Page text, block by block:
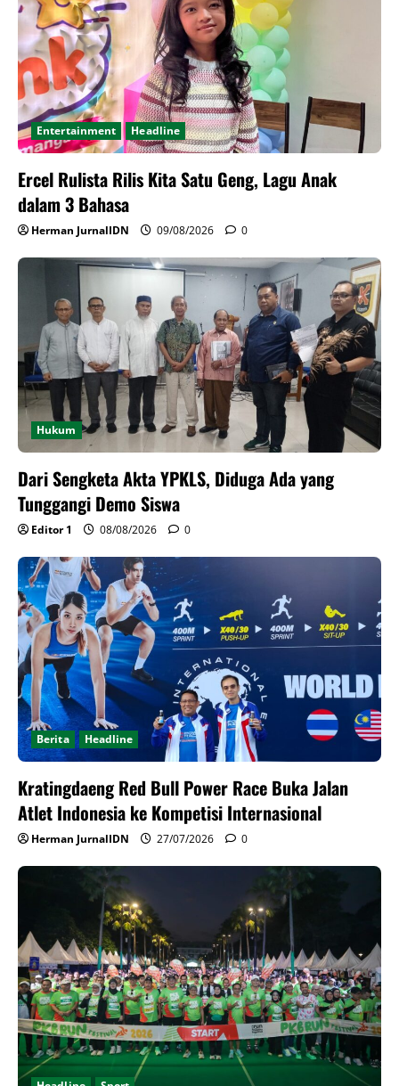
Entertainment Headline
Ercel Rulista Rilis Kita Satu Geng, Lagu Anak
dalam 3 Bahasa
Herman JurnalIDN 09/08/2026 0
Hukum
Dari Sengketa Akta YPKLS, Diduga Ada yang
Tunggangi Demo Siswa
Editor 1 08/08/2026 0
Berita Headline
Kratingdaeng Red Bull Power Race Buka Jalan
Atlet Indonesia ke Kompetisi Internasional
Herman JurnalIDN 27/07/2026 0